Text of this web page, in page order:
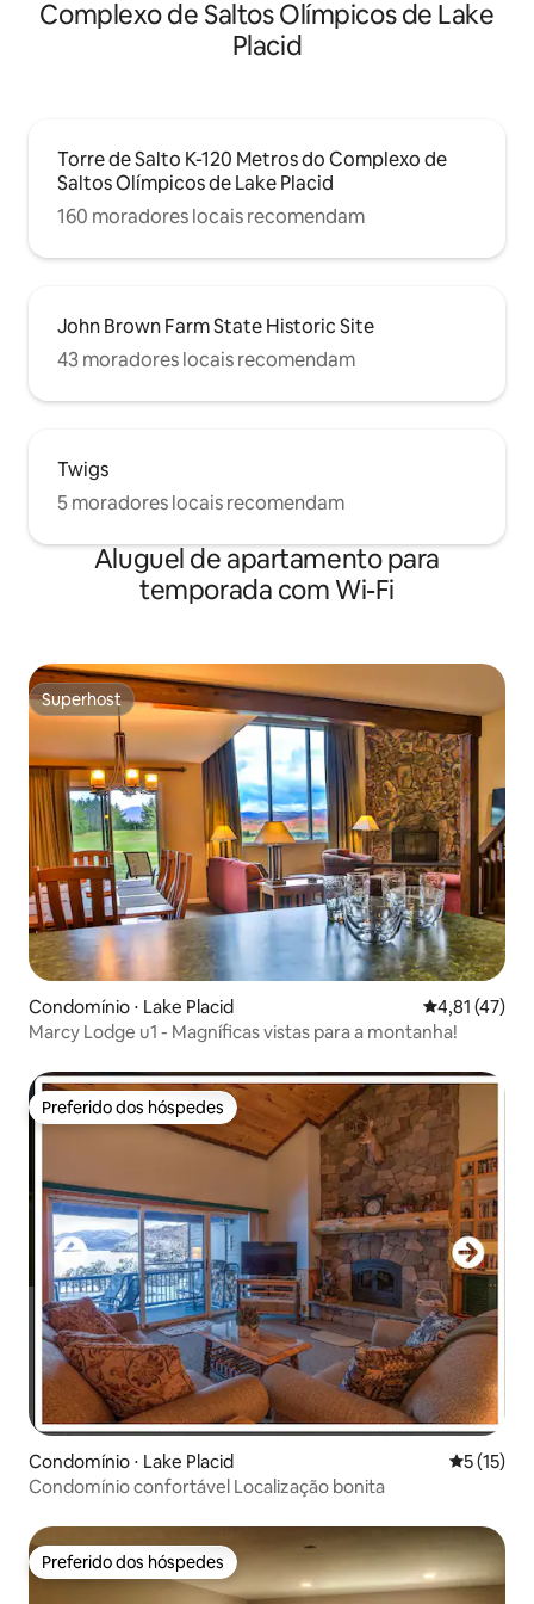
Olímpico Van Hovenberg Localizado na
rota de bicicleta do Ironman. Tarifa
Complexo de Saltos Olímpicos de Lake
Placid
Torre de Salto K-120 Metros do Complexo de
Saltos Olímpicos de Lake Placid
160 moradores locais recomendam
John Brown Farm State Historic Site
43 moradores locais recomendam
Twigs
5 moradores locais recomendam
Aluguel de apartamento para
temporada com Wi-Fi
Superhost
Superhost
Condomínio ⋅ Lake Placid 4,81 de uma
4,81 (47)
Marcy Lodge u1 - Magníficas vistas para a montanha!
Preferido dos hóspedes
Preferido dos hóspedes
Condomínio ⋅ Lake Placid 5 de uma
5 (15)
Condomínio confortável Localização bonita
Preferido dos hóspedes
Preferido dos hóspedes